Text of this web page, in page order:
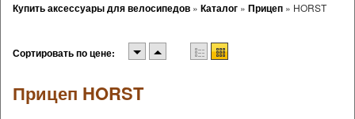
Купить аксессуары для велосипедов » Каталог » Прицеп » HORST
Сортировать по цене:
Прицеп HORST